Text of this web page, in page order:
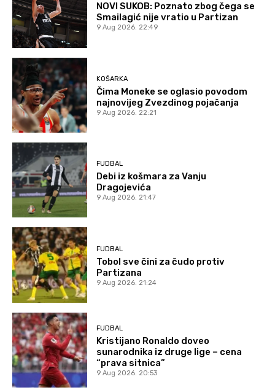
NOVI SUKOB: Poznato zbog čega se
Smailagić nije vratio u Partizan
9 Aug 2026. 22:49
KOŠARKA
Čima Moneke se oglasio povodom
najnovijeg Zvezdinog pojačanja
9 Aug 2026. 22:21
FUDBAL
Debi iz košmara za Vanju
Dragojevića
9 Aug 2026. 21:47
FUDBAL
Tobol sve čini za čudo protiv
Partizana
9 Aug 2026. 21:24
FUDBAL
Kristijano Ronaldo doveo
sunarodnika iz druge lige – cena
“prava sitnica”
9 Aug 2026. 20:53